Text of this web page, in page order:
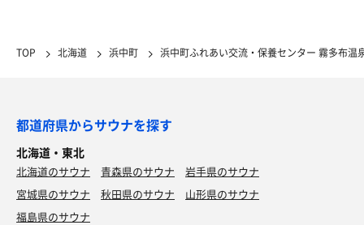
TOP 北海道 浜中町 浜中町ふれあい交流・保養センター 霧多布温
都道府県からサウナを探す
北海道・東北
北海道のサウナ 青森県のサウナ
岩手県のサウナ
宮城県のサウナ
秋田県のサウナ
山形県のサウナ
福島県のサウナ